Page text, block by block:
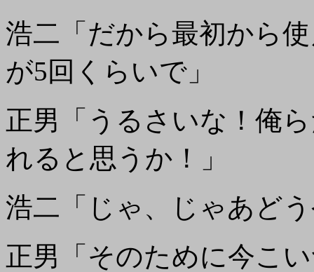
浩二「だから最初から
が5回くらいで」
正男「うるさいな！俺
れると思うか！」
浩二「じゃ、じゃあど
正男「そのために今こ